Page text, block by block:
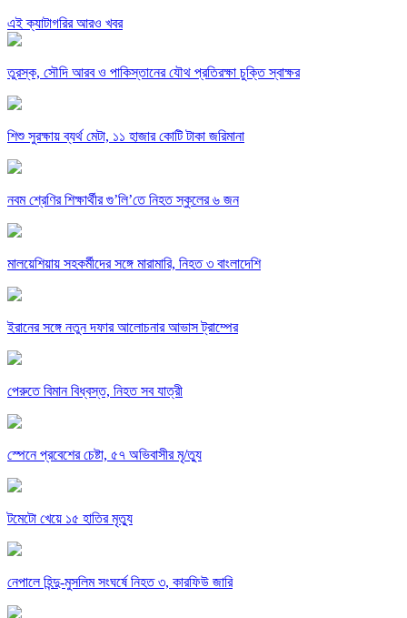
এই ক্যাটাগরির আরও খবর
তুরস্ক, সৌদি আরব ও পাকিস্তানের যৌথ প্রতিরক্ষা চুক্তি স্বাক্ষর
শিশু সুরক্ষায় ব্যর্থ মেটা, ১১ হাজার কোটি টাকা জরিমানা
নবম শ্রেণির শিক্ষার্থীর গু’লি’তে নিহত স্কুলের ৬ জন
মালয়েশিয়ায় সহকর্মীদের সঙ্গে মারামারি, নিহত ৩ বাংলাদেশি
ইরানের সঙ্গে নতুন দফার আলোচনার আভাস ট্রাম্পের
পেরুতে বিমান বিধ্বস্ত, নিহত সব যাত্রী
স্পেনে প্রবেশের চেষ্টা, ৫৭ অভিবাসীর মৃ/ত্যু
টমেটো খেয়ে ১৫ হাতির মৃত্যু
নেপালে হিন্দু-মুসলিম সংঘর্ষে নিহত ৩, কারফিউ জারি